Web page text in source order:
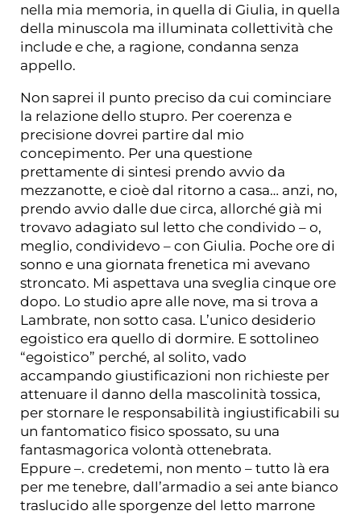
nella mia memoria, in quella di Giulia, in quella
della minuscola ma illuminata collettività che
include e che, a ragione, condanna senza
appello.
Non saprei il punto preciso da cui cominciare
la relazione dello stupro. Per coerenza e
precisione dovrei partire dal mio
concepimento. Per una questione
prettamente di sintesi prendo avvio da
mezzanotte, e cioè dal ritorno a casa… anzi, no,
prendo avvio dalle due circa, allorché già mi
trovavo adagiato sul letto che condivido – o,
meglio, condividevo – con Giulia. Poche ore di
sonno e una giornata frenetica mi avevano
stroncato. Mi aspettava una sveglia cinque ore
dopo. Lo studio apre alle nove, ma si trova a
Lambrate, non sotto casa. L’unico desiderio
egoistico era quello di dormire. E sottolineo
“egoistico” perché, al solito, vado
accampando giustificazioni non richieste per
attenuare il danno della mascolinità tossica,
per stornare le responsabilità ingiustificabili su
un fantomatico fisico spossato, su una
fantasmagorica volontà ottenebrata.
Eppure –. credetemi, non mento – tutto là era
per me tenebre, dall’armadio a sei ante bianco
traslucido alle sporgenze del letto marrone